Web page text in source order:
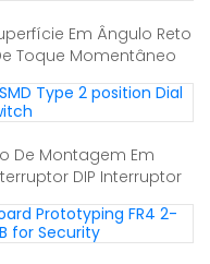
Em Ângulo Reto
Toque Momentâneo
De Montagem Em
DIP Interruptor